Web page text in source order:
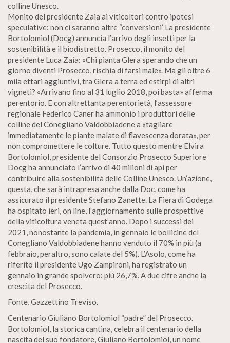
colline Unesco.
Monito del presidente Zaia ai viticoltori contro ipotesi
speculative: non ci saranno altre “conversioni’ La presidente
Bortolomiol (Docg) annuncia l’arrivo degli insetti per la
sostenibilità e il biodistretto. Prosecco, il monito del
presidente Luca Zaia: «Chi pianta Glera sperando che un
giorno diventi Prosecco, rischia di farsi male». Ma gli oltre 6
mila ettari aggiuntivi, tra Glera a terra ed estirpi di altri
vigneti? «Arrivano fino al 31 luglio 2018, poi basta» afferma
perentorio. E con altrettanta perentorietà, l’assessore
regionale Federico Caner ha ammonio i produttori delle
colline del Conegliano Valdobbiadene a «tagliare
immediatamente le piante malate di flavescenza dorata», per
non compromettere le colture. Tutto questo mentre Elvira
Bortolomiol, presidente del Consorzio Prosecco Superiore
Docg ha annunciato l’arrivo di 40 milioni di api per
contribuire alla sostenibilità delle Colline Unesco. Un’azione,
questa, che sarà intrapresa anche dalla Doc, come ha
assicurato il presidente Stefano Zanette. La Fiera di Godega
ha ospitato ieri, on line, l’aggiornamento sulle prospettive
della viticoltura veneta quest’anno. Dopo i successi dei
2021, nonostante la pandemia, in gennaio le bollicine del
Conegliano Valdobbiadene hanno venduto il 70% in più (a
febbraio, peraltro, sono calate del 5%). L’Asolo, come ha
riferito il presidente Ugo Zampironi, ha registrato un
gennaio in grande spolvero: più 26,7%. A due cifre anche la
crescita del Prosecco.
Fonte, Gazzettino Treviso.
Centenario Giuliano Bortolomiol “padre” del Prosecco.
Bortolomiol, la storica cantina, celebra il centenario della
nascita del suo fondatore, Giuliano Bortolomiol, un nome